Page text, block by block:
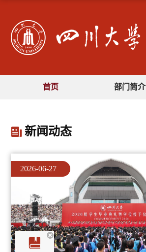
首页 部门简介
新闻动态